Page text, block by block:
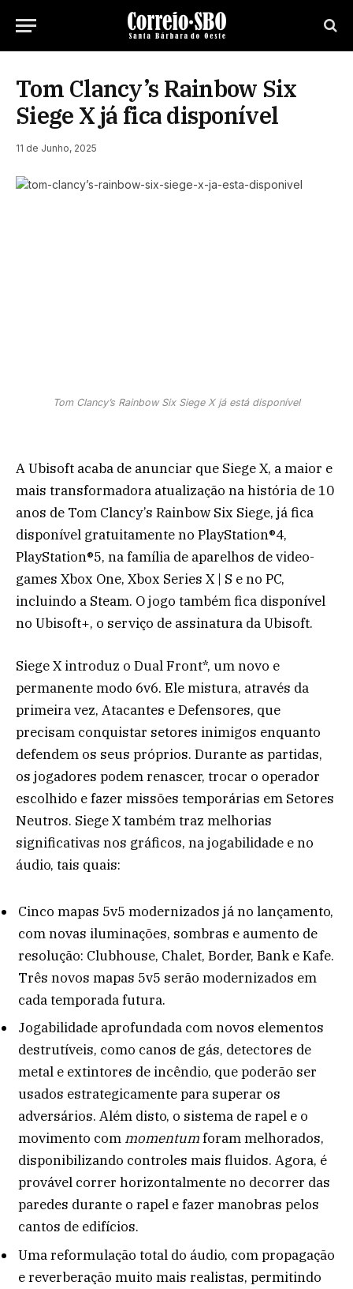
Tom Clancy’s Rainbow Six
Siege X já fica disponível
11 de Junho, 2025
Tom Clancy’s Rainbow Six Siege X já está disponível
A Ubisoft acaba de anunciar que Siege X, a maior e
mais transformadora atualização na história de 10
anos de Tom Clancy’s Rainbow Six Siege, já fica
disponível gratuitamente no PlayStation®4,
PlayStation®5, na família de aparelhos de video-
games Xbox One, Xbox Series X | S e no PC,
incluindo a Steam. O jogo também fica disponível
no Ubisoft+, o serviço de assinatura da Ubisoft.
Siege X introduz o Dual Front*, um novo e
permanente modo 6v6. Ele mistura, através da
primeira vez, Atacantes e Defensores, que
precisam conquistar setores inimigos enquanto
defendem os seus próprios. Durante as partidas,
os jogadores podem renascer, trocar o operador
escolhido e fazer missões temporárias em Setores
Neutros. Siege X também traz melhorias
significativas nos gráficos, na jogabilidade e no
áudio, tais quais:
Cinco mapas 5v5 modernizados já no lançamento,
com novas iluminações, sombras e aumento de
resolução: Clubhouse, Chalet, Border, Bank e Kafe.
Três novos mapas 5v5 serão modernizados em
cada temporada futura.
Jogabilidade aprofundada com novos elementos
destrutíveis, como canos de gás, detectores de
metal e extintores de incêndio, que poderão ser
usados estrategicamente para superar os
adversários. Além disto, o sistema de rapel e o
movimento com momentumforam melhorados,
disponibilizando controles mais fluidos. Agora, é
provável correr horizontalmente no decorrer das
paredes durante o rapel e fazer manobras pelos
cantos de edifícios.
Uma reformulação total do áudio, com propagação
e reverberação muito mais realistas, permitindo